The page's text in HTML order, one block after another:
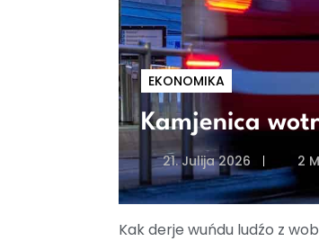
EKONOMIKA
Kamjenica
21. Julija 2026 2
Kak derje wuńdu ludźo z